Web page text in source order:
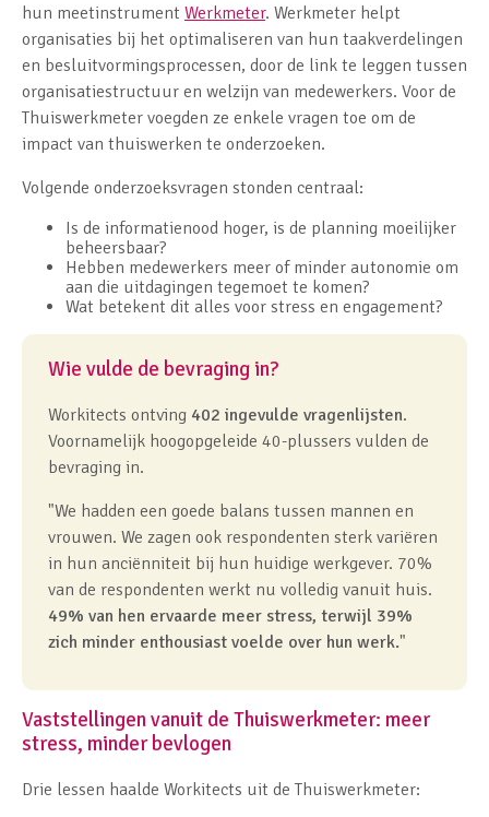
hun meetinstrument Werkmeter. Werkmeter helpt
organisaties bij het optimaliseren van hun taakverdelingen
en besluitvormingsprocessen, door de link te leggen tussen
organisatiestructuur en welzijn van medewerkers. Voor de
Thuiswerkmeter voegden ze enkele vragen toe om de
impact van thuiswerken te onderzoeken.
Volgende onderzoeksvragen stonden centraal:
Is de informatienood hoger, is de planning moeilijker
beheersbaar?
Hebben medewerkers meer of minder autonomie om
aan die uitdagingen tegemoet te komen?
Wat betekent dit alles voor stress en engagement?
Wie vulde de bevraging in?
Workitects ontving 402 ingevulde vragenlijsten.
Voornamelijk hoogopgeleide 40-plussers vulden de
bevraging in.
"We hadden een goede balans tussen mannen en
vrouwen. We zagen ook respondenten sterk variëren
in hun anciënniteit bij hun huidige werkgever. 70%
van de respondenten werkt nu volledig vanuit huis.
49% van hen ervaarde meer stress, terwijl 39%
zich minder enthousiast voelde over hun werk."
Vaststellingen vanuit de Thuiswerkmeter: meer
stress, minder bevlogen
Drie lessen haalde Workitects uit de Thuiswerkmeter: